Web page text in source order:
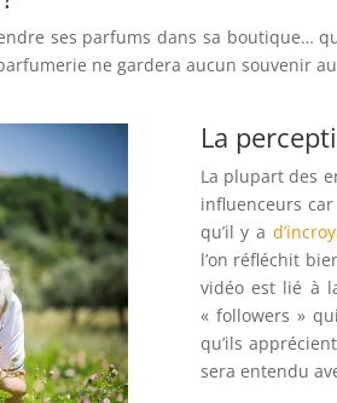
ses parfums dans sa boutique…
ne gardera aucun souvenir
La
La plupart des
influenceurs
qu’il y a
l’on réfléchit
vidéo est lié à
« followers »
qu’ils
sera entendu